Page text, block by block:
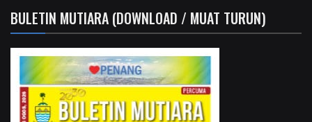
BULETIN MUTIARA (DOWNLOAD / MUAT TURUN)